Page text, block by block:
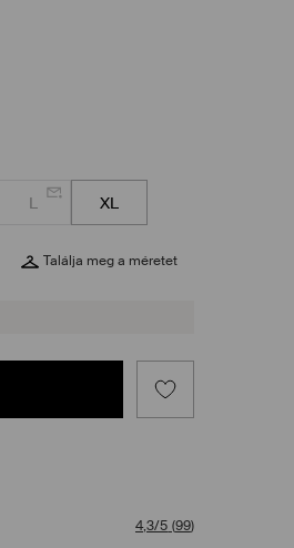
L XL
Találja meg a méretet
4,3/5 (99)